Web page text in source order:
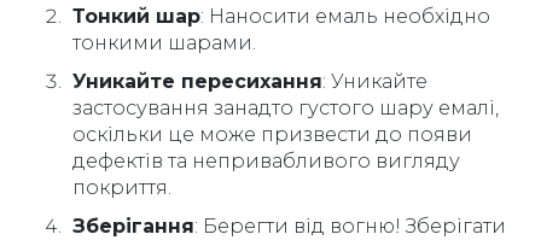
Тонкий шар: Наносити емаль необхідно
тонкими шарами.
Уникайте пересихання: Уникайте
застосування занадто густого шару емалі,
оскільки це може призвести до появи
дефектів та непривабливого вигляду
покриття.
Зберігання: Берегти від вогню! Зберігати